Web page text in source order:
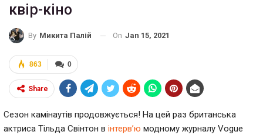
квір-кіно
By Микита Палій On Jan 15, 2021
0
863
Share
Сезон камінаутів продовжується! На цей раз британська
актриса Тільда Свінтон в інтерв’ю модному журналу Vogue